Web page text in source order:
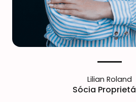
Lilian Roland
Sócia